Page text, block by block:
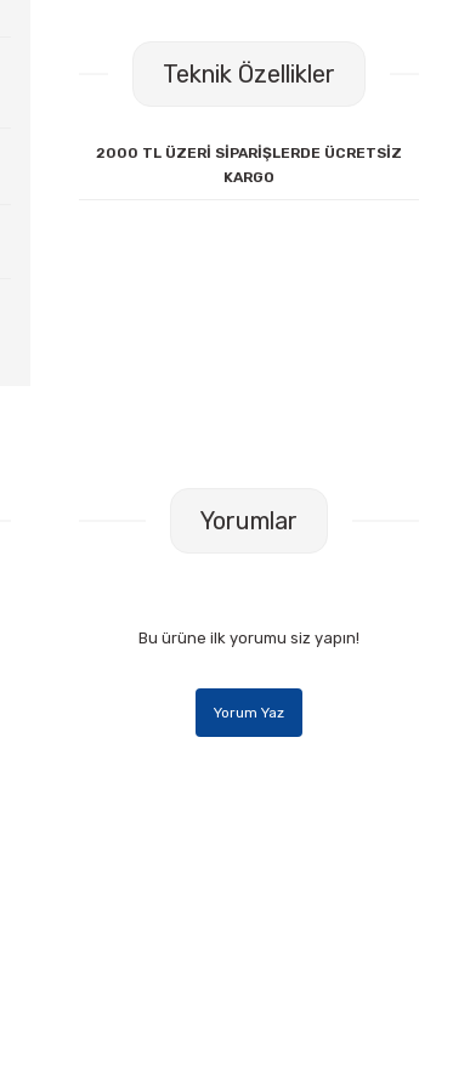
Teknik Özellikler
2000 TL ÜZERİ SİPARİŞLERDE ÜCRETSİZ
KARGO
Yorumlar
Bu ürüne ilk yorumu siz yapın!
Yorum Yaz